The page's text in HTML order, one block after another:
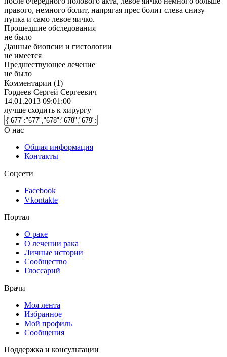
правого, немного болит, напрягая прес болит слева снизу
пупка и само левое яичко.
Прошедшие обследования
не было
Данные биопсии и гистологии
не имеется
Предшествующее лечение
не было
Комментарии (1)
Гордеев Сергей Сергеевич
14.01.2013 09:01:00
лучше сходить к хирургу
О нас
Общая информация
Контакты
Соцсети
Facebook
Vkontakte
Портал
О раке
О лечении рака
Личные истории
Сообщество
Глоссарий
Врачи
Моя лента
Избранное
Мой профиль
Сообщения
Поддержка и консультации